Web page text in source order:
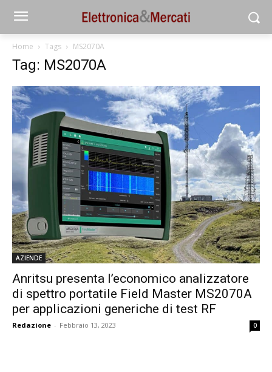
Home Tags MS2070A
Tag: MS2070A
AZIENDE
Anritsu presenta l’economico analizzatore
di spettro portatile Field Master MS2070A
per applicazioni generiche di test RF
Redazione - Febbraio 13, 2023 0